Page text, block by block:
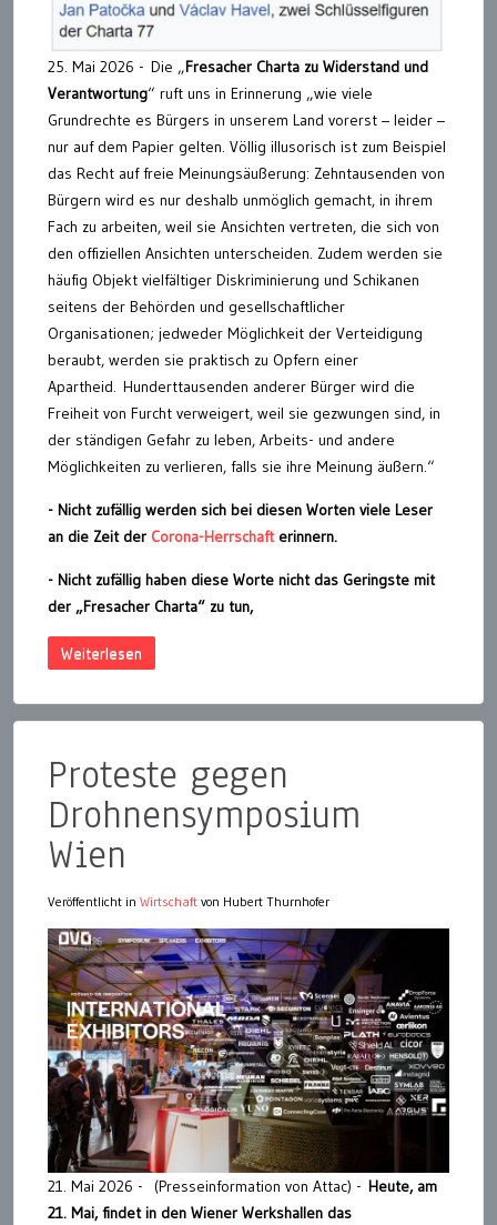
25. Mai 2026 - Die „Fresacher Charta zu Widerstand und
Verantwortung“ ruft uns in Erinnerung „wie viele
Grundrechte es Bürgers in unserem Land vorerst – leider –
nur auf dem Papier gelten. Völlig illusorisch ist zum Beispiel
das Recht auf freie Meinungsäußerung: Zehntausenden von
Bürgern wird es nur deshalb unmöglich gemacht, in ihrem
Fach zu arbeiten, weil sie Ansichten vertreten, die sich von
den offiziellen Ansichten unterscheiden. Zudem werden sie
häufig Objekt vielfältiger Diskriminierung und Schikanen
seitens der Behörden und gesellschaftlicher
Organisationen; jedweder Möglichkeit der Verteidigung
beraubt, werden sie praktisch zu Opfern einer
Apartheid. Hunderttausenden anderer Bürger wird die
Freiheit von Furcht verweigert, weil sie gezwungen sind, in
der ständigen Gefahr zu leben, Arbeits- und andere
Möglichkeiten zu verlieren, falls sie ihre Meinung äußern.“
- Nicht zufällig werden sich bei diesen Worten viele Leser
an die Zeit der Corona-Herrschaft erinnern.
- Nicht zufällig haben diese Worte nicht das Geringste mit
der „Fresacher Charta“ zu tun,
Weiterlesen
Proteste gegen
Drohnensymposium
Wien
Veröffentlicht in Wirtschaft von Hubert Thurnhofer
21. Mai 2026 - (Presseinformation von Attac) - Heute, am
21. Mai, findet in den Wiener Werkshallen das